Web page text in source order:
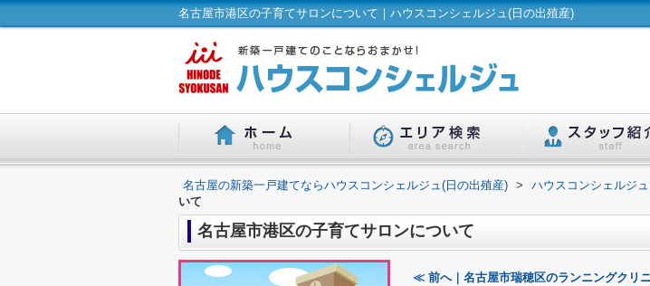
名古屋市港区の子育てサロンについて｜ハウスコンシェルジュ(日の出殖産)
名古屋の新築一戸建てならハウスコンシェルジュ(日の出殖産) > ハウスコンシェルジ
いて
名古屋市港区の子育てサロンについて
≪ 前へ｜名古屋市瑞穂区のランニングクリ